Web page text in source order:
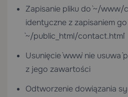
Zapisanie pliku do `~/www/
identyczne z zapisaniem
`~/public_html/contact.html`
Usunięcie `www` nie usuwa
z jego zawartości
Odtworzenie dowiązania